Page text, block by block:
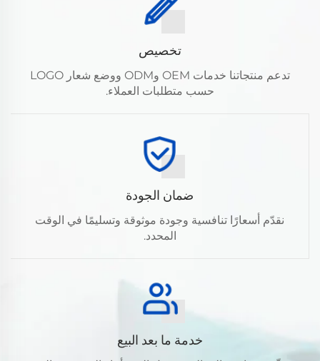
تخصيص
تدعم منتجاتنا خدمات OEM وODM ووضع شعار LOGO
حسب متطلبات العملاء.
ضمان الجودة
نقدّم أسعارًا تنافسية وجودة موثوقة وتسليمًا في الوقت
المحدد.
خدمة ما بعد البيع